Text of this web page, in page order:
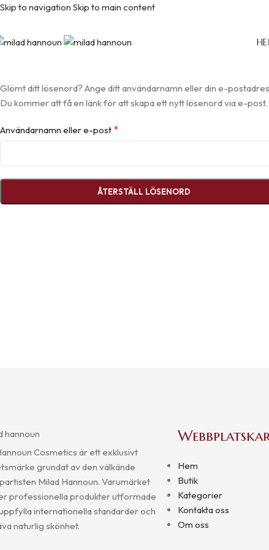
Skip to navigation Skip to main content
Glömt ditt lösenord? Ange ditt användarnamn eller din e-
Du kommer att få en länk för att skapa ett nytt lösenord via e-post.
Användarnamn eller e-post *
ÅTERSTÄLL LÖSENORD
Cosmetics är ett exklusivt
grundat av den välkände
Milad Hannoun. Varumärket
professionella produkter utformade
internationella standarder och
naturlig skönhet.
Hem
Butik
Kategorier
Kontakta oss
Om oss